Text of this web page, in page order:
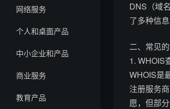
网络服务
个人和桌面产品
中小企业和产品
商业服务
教育产品
DNS（域
了多种信
二、常见
1. WHOIS
WHOIS是
注册服务
愿，但部